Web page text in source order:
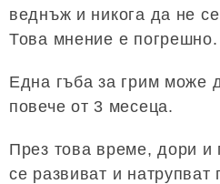
веднъж и никога да не
Това мнение е погрешно.
Една гъба за грим може
повече от 3 месеца.
През това време, дори и
се развиват и натрупват